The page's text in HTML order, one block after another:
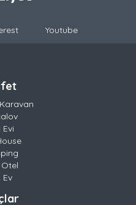
Youtube
Ev